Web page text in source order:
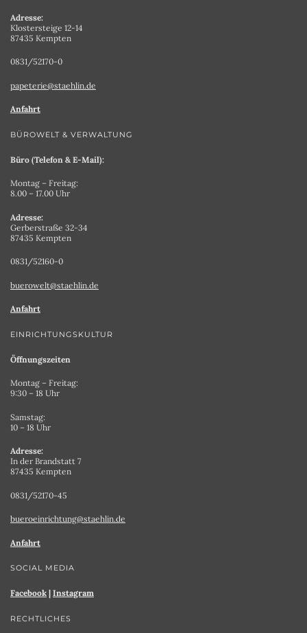
Adresse:
Klostersteige 12-14
87435 Kempten
0831/52170-0
papeterie@staehlin.de
Anfahrt
BÜROWELT & VERWALTUNG
Büro (Telefon & E-Mail):
Montag – Freitag:
8.00 – 17.00 Uhr
Adresse:
Gerberstraße 32-34
87435 Kempten
0831/52160-0
buerowelt@staehlin.de
Anfahrt
EINRICHTUNGSKULTUR
Öffnungszeiten
Montag – Freitag:
9:30 – 18 Uhr
Samstag:
10 – 18 Uhr
Adresse:
In der Brandstatt 7
87435 Kempten
0831/52170-45
bueroeinrichtung@staehlin.de
Anfahrt
SOCIAL MEDIA
Facebook | Instagram
RECHTLICHES